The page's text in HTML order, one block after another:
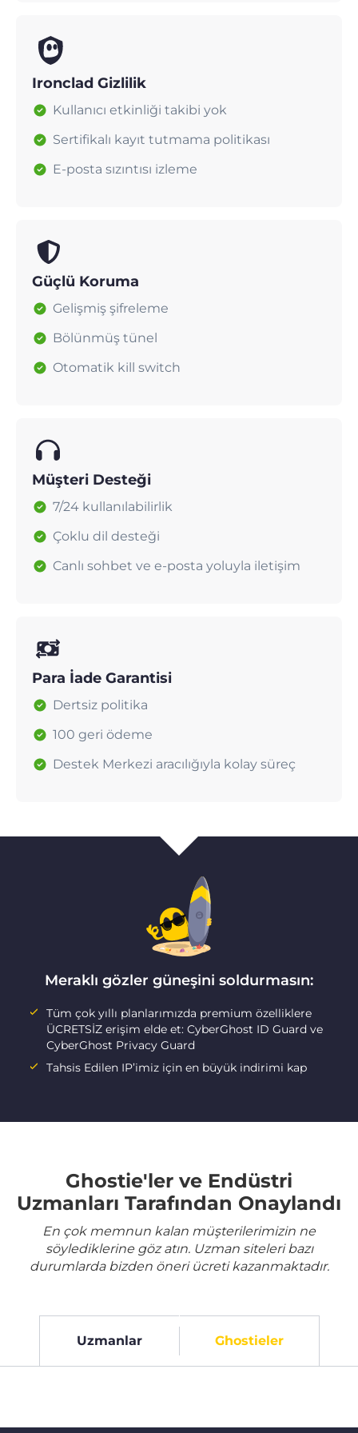
Ironclad Gizlilik
Kullanıcı etkinliği takibi yok
Sertifikalı kayıt tutmama politikası
E-posta sızıntısı izleme
Güçlü Koruma
Gelişmiş şifreleme
Bölünmüş tünel
Otomatik kill switch
Müşteri Desteği
7/24 kullanılabilirlik
Çoklu dil desteği
Canlı sohbet ve e-posta yoluyla iletişim
Para İade Garantisi
Dertsiz politika
100 geri ödeme
Destek Merkezi aracılığıyla kolay süreç
Meraklı gözler güneşini soldurmasın:
Tüm çok yıllı planlarımızda premium özelliklere
ÜCRETSİZ erişim elde et: CyberGhost ID Guard ve
CyberGhost Privacy Guard
Tahsis Edilen IP’imiz için en büyük indirimi kap
Ghostie'ler ve Endüstri
Uzmanları Tarafından Onaylandı
En çok memnun kalan müşterilerimizin ne
söylediklerine göz atın. Uzman siteleri bazı
durumlarda bizden öneri ücreti kazanmaktadır.
Uzmanlar Ghostieler